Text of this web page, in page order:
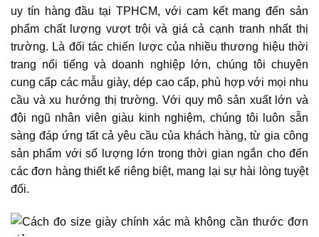
uy tín hàng đầu tại TPHCM, với cam kết mang đến sản
phẩm chất lượng vượt trội và giá cả cạnh tranh nhất thị
trường. Là đối tác chiến lược của nhiều thương hiệu thời
trang nổi tiếng và doanh nghiệp lớn, chúng tôi chuyên
cung cấp các mẫu giày, dép cao cấp, phù hợp với mọi nhu
cầu và xu hướng thị trường. Với quy mô sản xuất lớn và
đội ngũ nhân viên giàu kinh nghiệm, chúng tôi luôn sẵn
sàng đáp ứng tất cả yêu cầu của khách hàng, từ gia công
sản phẩm với số lượng lớn trong thời gian ngắn cho đến
các đơn hàng thiết kế riêng biệt, mang lại sự hài lòng tuyệt
đối.